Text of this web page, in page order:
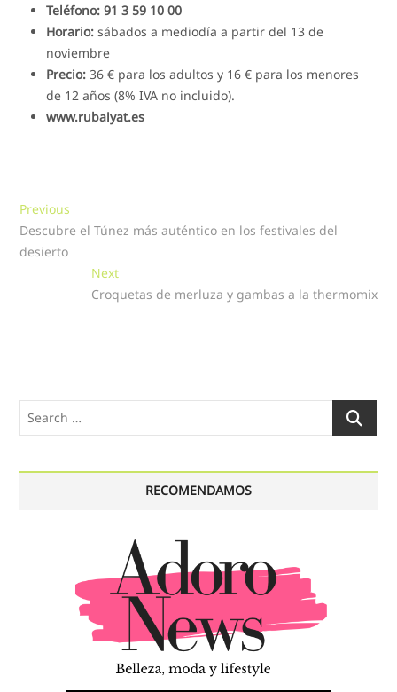
Teléfono: 91 3 59 10 00
Horario: sábados a mediodía a partir del 13 de
noviembre
Precio: 36 € para los adultos y 16 € para los menores
de 12 años (8% IVA no incluido).
www.rubaiyat.es
Navegación
de
entradas
Previous
post:
Descubre el Túnez más auténtico en los festivales del
desierto
NextNext
post:
Croquetas de merluza y gambas a la thermomix
Search
RECOMENDAMOS